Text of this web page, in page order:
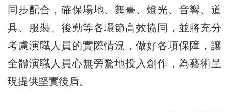
同步配合，確保場地、舞臺、燈光、音響、道
具、服裝、後勤等各環節高效協同，並將充分
考慮演職人員的實際情況，做好各項保障，讓
全體演職人員心無旁騖地投入創作，為藝術呈
現提供堅實後盾。